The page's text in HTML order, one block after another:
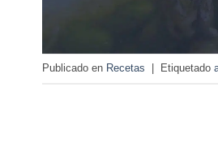
Publicado en Recetas Etiquetado